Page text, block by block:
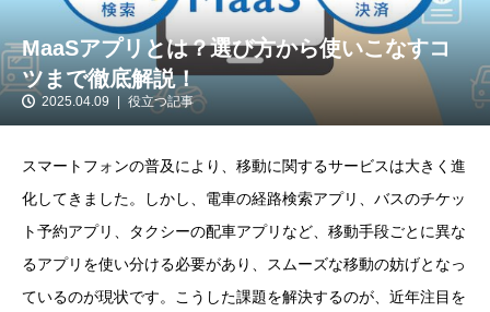
MaaSアプリとは？選び方から使いこなすコ
ツまで徹底解説！
2025.04.09 役立つ記事
スマートフォンの普及により、移動に関するサービスは大きく進
化してきました。しかし、電車の経路検索アプリ、バスのチケッ
ト予約アプリ、タクシーの配車アプリなど、移動手段ごとに異な
るアプリを使い分ける必要があり、スムーズな移動の妨げとなっ
ているのが現状です。こうした課題を解決するのが、近年注目を